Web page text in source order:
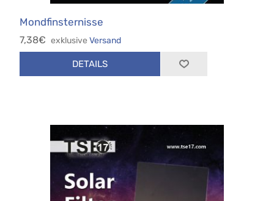
Mondfinsternisse
7,38€ exklusiveVersand
DETAILS